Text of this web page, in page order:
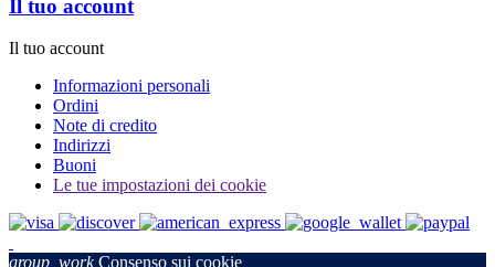
Il tuo account
Il tuo account
Informazioni personali
Ordini
Note di credito
Indirizzi
Buoni
Le tue impostazioni dei cookie
group_workConsenso sui cookie